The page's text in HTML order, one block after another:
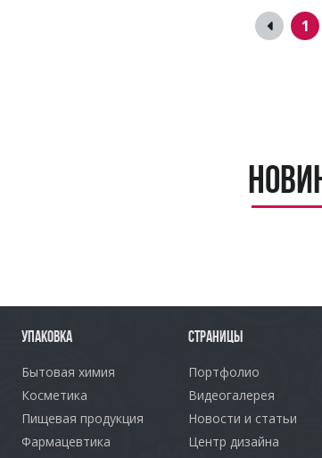
1
УПАКОВКА
Бытовая химия
Косметика
Пищевая продукция
Фармацевтика
СТРАНИЦЫ
Портфолио
Видеогалерея
Новости и статьи
Центр дизайна